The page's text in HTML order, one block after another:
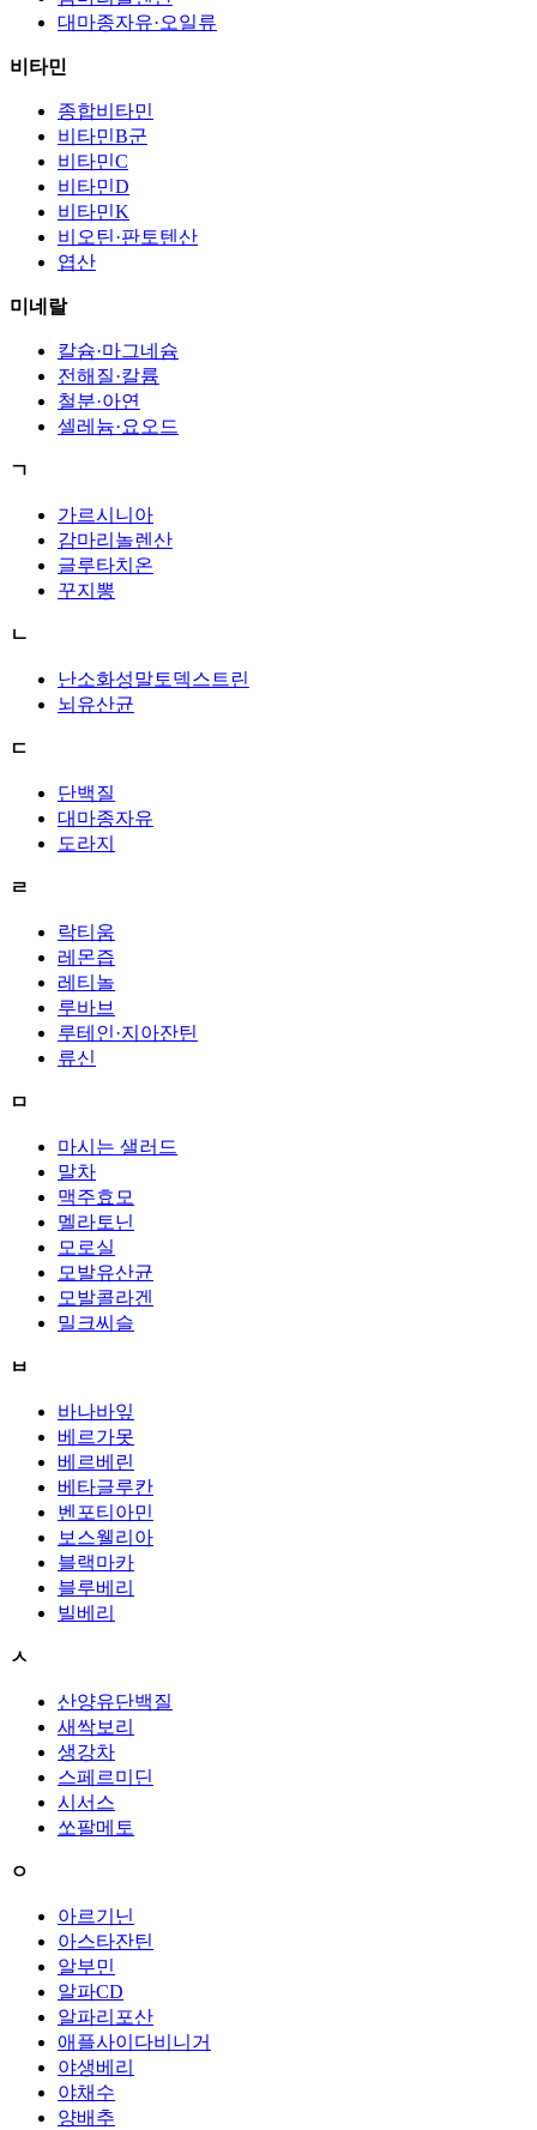
대마종자유·오일류
비타민
종합비타민
비타민B군
비타민C
비타민D
비타민K
비오틴·판토텐산
엽산
미네랄
칼슘·마그네슘
전해질·칼륨
철분·아연
셀레늄·요오드
ㄱ
가르시니아
감마리놀렌산
글루타치온
꾸지뽕
ㄴ
난소화성말토덱스트린
뇌유산균
ㄷ
단백질
대마종자유
도라지
ㄹ
락티움
레몬즙
레티놀
루바브
루테인·지아잔틴
류신
ㅁ
마시는 샐러드
말차
맥주효모
멜라토닌
모로실
모발유산균
모발콜라겐
밀크씨슬
ㅂ
바나바잎
베르가못
베르베린
베타글루칸
벤포티아민
보스웰리아
블랙마카
블루베리
빌베리
ㅅ
산양유단백질
새싹보리
생강차
스페르미딘
시서스
쏘팔메토
ㅇ
아르기닌
아스타잔틴
알부민
알파CD
알파리포산
애플사이다비니거
야생베리
야채수
양배추